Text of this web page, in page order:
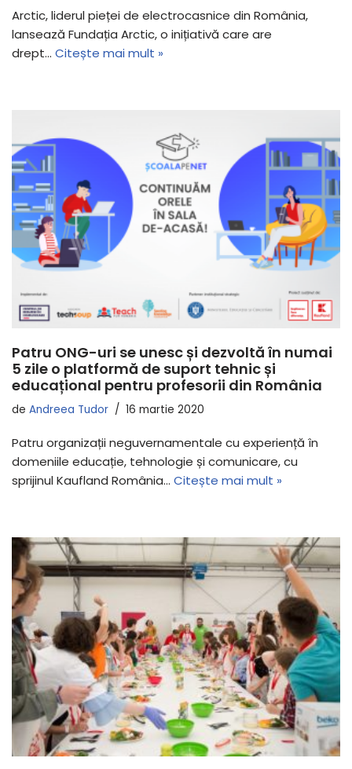
Arctic, liderul pieței de electrocasnice din România,
lansează Fundația Arctic, o inițiativă care are
drept… Citește mai mult »
Patru ONG-uri se unesc și dezvoltă în numai
5 zile o platformă de suport tehnic și
educațional pentru profesorii din România
de Andreea Tudor 16 martie 2020
Patru organizații neguvernamentale cu experiență în
domeniile educație, tehnologie și comunicare, cu
sprijinul Kaufland România… Citește mai mult »